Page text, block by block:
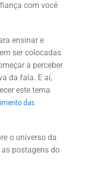
com você
ensinar e
ser colocadas
a perceber
da fala. E aí,
este tema
das
o universo da
postagens do